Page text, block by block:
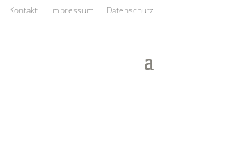
Kontakt Impressum Datenschutz